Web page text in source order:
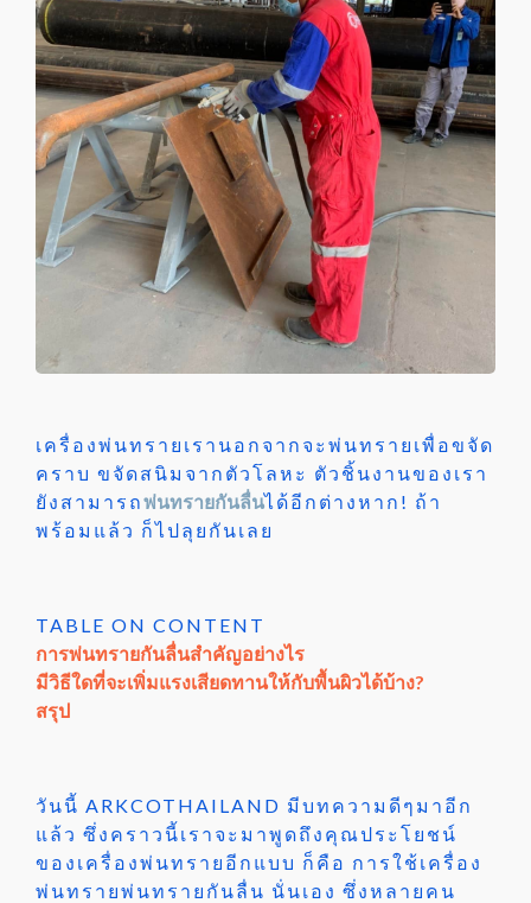
เครื่องพ่นทรายเรานอกจากจะพ่นทรายเพื่อขจัด
คราบ ขจัดสนิมจากตัวโลหะ ตัวชิ้นงานของเรา
ยังสามารถพ่นทรายกันลื่นได้อีกต่างหาก! ถ้า
พร้อมแล้ว ก็ไปลุยกันเลย
TABLE ON CONTENT
การพ่นทรายกันลื่นสำคัญอย่างไร
มีวิธีใดที่จะเพิ่มแรงเสียดทานให้กับพื้นผิวได้บ้าง?
สรุป
วันนี้ ARKCOTHAILAND มีบทความดีๆมาอีก
แล้ว ซึ่งคราวนี้เราจะมาพูดถึงคุณประโยชน์
ของเครื่องพ่นทรายอีกแบบ ก็คือ การใช้เครื่อง
พ่นทรายพ่นทรายกันลื่น นั่นเอง ซึ่งหลายคน